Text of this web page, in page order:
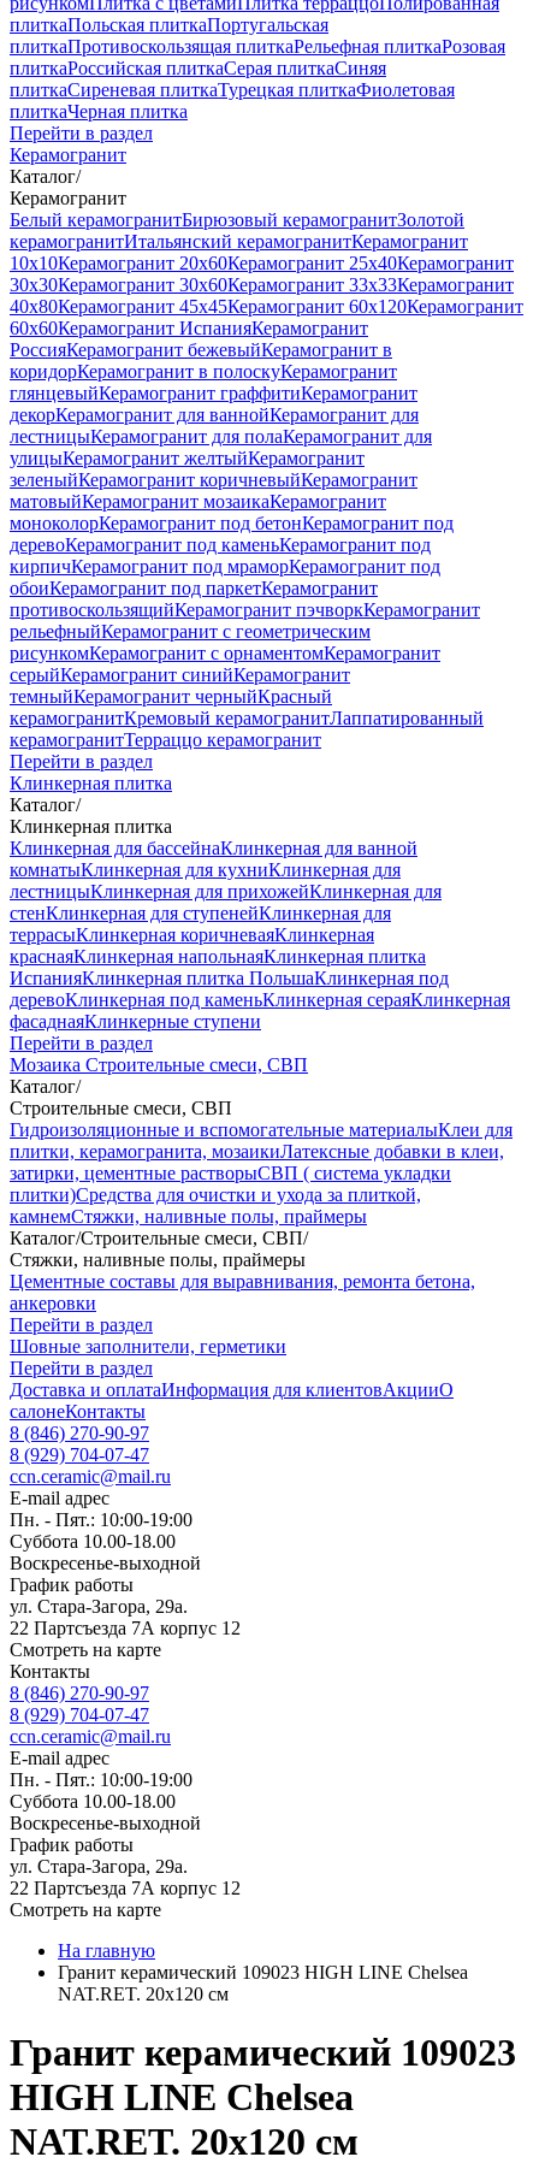
плиткаПольская плиткаПортугальская
плиткаПротивоскользящая плиткаРельефная плиткаРозовая
плиткаРоссийская плиткаСерая плиткаСиняя
плиткаСиреневая плиткаТурецкая плиткаФиолетовая
плиткаЧерная плитка
Перейти в раздел
Керамогранит
Каталог/
Керамогранит
Белый керамогранитБирюзовый керамогранитЗолотой
керамогранитИтальянский керамогранитКерамогранит
10x10Керамогранит 20x60Керамогранит 25x40Керамогранит
30x30Керамогранит 30x60Керамогранит 33x33Керамогранит
40x80Керамогранит 45x45Керамогранит 60x120Керамогранит
60x60Керамогранит ИспанияКерамогранит
РоссияКерамогранит бежевыйКерамогранит в
коридорКерамогранит в полоскуКерамогранит
глянцевыйКерамогранит граффитиКерамогранит
декорКерамогранит для ваннойКерамогранит для
лестницыКерамогранит для полаКерамогранит для
улицыКерамогранит желтыйКерамогранит
зеленыйКерамогранит коричневыйКерамогранит
матовыйКерамогранит мозаикаКерамогранит
моноколорКерамогранит под бетонКерамогранит под
деревоКерамогранит под каменьКерамогранит под
кирпичКерамогранит под мраморКерамогранит под
обоиКерамогранит под паркетКерамогранит
противоскользящийКерамогранит пэчворкКерамогранит
рельефныйКерамогранит с геометрическим
рисункомКерамогранит с орнаментомКерамогранит
серыйКерамогранит синийКерамогранит
темныйКерамогранит черныйКрасный
керамогранитКремовый керамогранитЛаппатированный
керамогранитТерраццо керамогранит
Перейти в раздел
Клинкерная плитка
Каталог/
Клинкерная плитка
Клинкерная для бассейнаКлинкерная для ванной
комнатыКлинкерная для кухниКлинкерная для
лестницыКлинкерная для прихожейКлинкерная для
стенКлинкерная для ступенейКлинкерная для
террасыКлинкерная коричневаяКлинкерная
краснаяКлинкерная напольнаяКлинкерная плитка
ИспанияКлинкерная плитка ПольшаКлинкерная под
деревоКлинкерная под каменьКлинкерная сераяКлинкерная
фасаднаяКлинкерные ступени
Перейти в раздел
Мозаика Строительные смеси, СВП
Каталог/
Строительные смеси, СВП
Гидроизоляционные и вспомогательные материалыКлеи для
плитки, керамогранита, мозаикиЛатексные добавки в клеи,
затирки, цементные растворыСВП ( система укладки
плитки)Средства для очистки и ухода за плиткой,
камнемСтяжки, наливные полы, праймеры
Каталог/Строительные смеси, СВП/
Стяжки, наливные полы, праймеры
Цементные составы для выравнивания, ремонта бетона,
анкеровки
Перейти в раздел
Шовные заполнители, герметики
Перейти в раздел
Доставка и оплатаИнформация для клиентовАкцииО
салонеКонтакты
8 (846) 270-90-97
8 (929) 704-07-47
ccn.ceramic@mail.ru
E-mail адрес
Пн. - Пят.: 10:00-19:00
Суббота 10.00-18.00
Воскресенье-выходной
График работы
ул. Стара-Загора, 29а.
22 Партсъезда 7А корпус 12
Смотреть на карте
Контакты
8 (846) 270-90-97
8 (929) 704-07-47
ccn.ceramic@mail.ru
E-mail адрес
Пн. - Пят.: 10:00-19:00
Суббота 10.00-18.00
Воскресенье-выходной
График работы
ул. Стара-Загора, 29а.
22 Партсъезда 7А корпус 12
Смотреть на карте
На главную
Гранит керамический 109023 HIGH LINE Chelsea
NAT.RET. 20x120 см
Гранит керамический 109023
HIGH LINE Chelsea
NAT.RET. 20x120 см